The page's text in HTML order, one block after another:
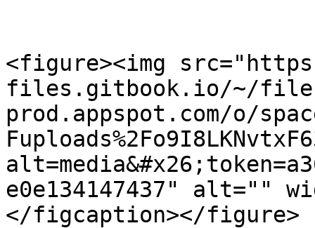
<figure><img
files.gitbook.io/~/
prod.appspot.com/o/
e0e134147437" alt=""
</figcaption></figure>